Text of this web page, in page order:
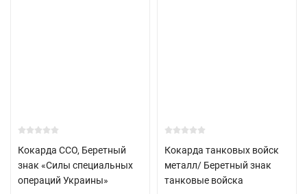
Кокарда ССО, Беретный
знак «Силы специальных
операций Украины»
Кокарда танковых войск
металл/ Беретный знак
танковые войска